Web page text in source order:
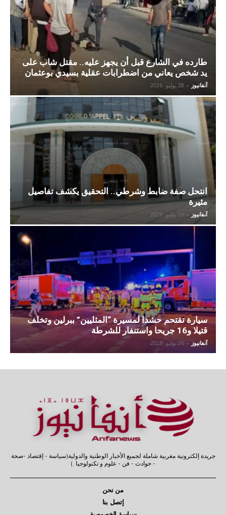
طارده في الشارع قبل أن يجهز عليه.. مقتل شاب على
يد شخص يعاني من اضطرابات عقلية بسيدي بوعثمان
آنفانيوز - 28 يوليو، 2026
انتحل صفة ضابط وشرطي.. التحقيق يكشف تفاصيل
مثيرة
آنفانيوز - 26 يوليو، 2026
سيارة تقتحم حشدا لمسيرة “المثليين” ببرلين وتخلف
قتيلا و16 جريحا واستنفار للشرطة
آنفانيوز - 26 يوليو، 2026
جريدة إلكترونية مغربية شاملة لجميع الأخبار الوطنية والدولية(سياسة - إقتصاد -صحة
- حوادث - فن - علوم و تكنولوجيا .)
من نحن
إتصل بنا